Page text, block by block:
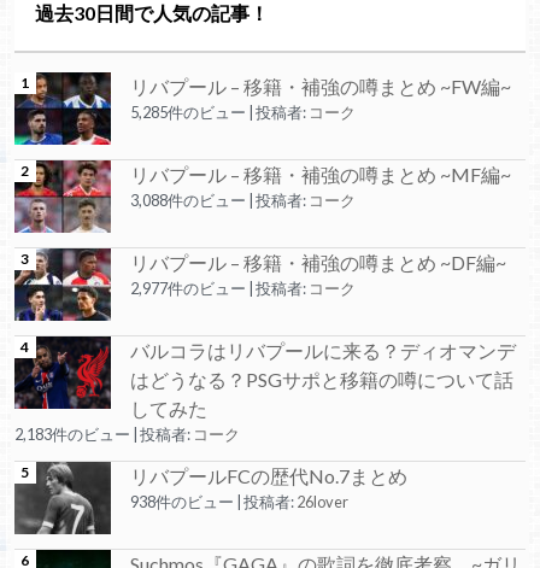
過去30日間で人気の記事！
リバプール – 移籍・補強の噂まとめ ~FW編~
5,285件のビュー 投稿者: コーク
リバプール – 移籍・補強の噂まとめ ~MF編~
3,088件のビュー 投稿者: コーク
リバプール – 移籍・補強の噂まとめ ~DF編~
2,977件のビュー 投稿者: コーク
バルコラはリバプールに来る？ディオマンデ
はどうなる？PSGサポと移籍の噂について話
してみた
2,183件のビュー 投稿者: コーク
リバプールFCの歴代No.7まとめ
938件のビュー 投稿者:26lover